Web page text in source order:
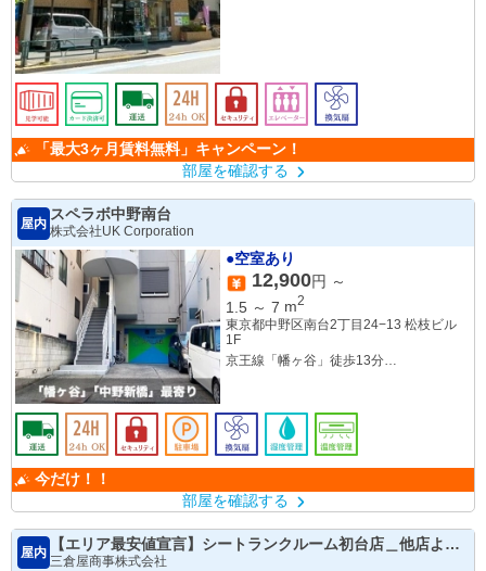
「最大3ヶ月賃料無料」キャンペーン！
部屋を確認する
屋内
スペラボ中野南台
株式会社UK Corporation
●空室あり
12,900円 ～
1.5 ～ 7 m2
東京都中野区南台2丁目24−13 松枝ビル
1F
京王線「幡ヶ谷」徒歩13分
今だけ！！
部屋を確認する
屋内
【エリア最安値宣言】シートランクルーム初台店＿他店より
高ければ安くします！！
三倉屋商事株式会社